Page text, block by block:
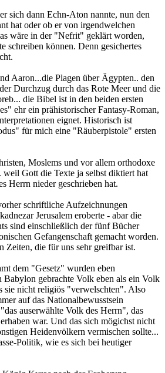
sich dann Echn-Aton nannte, nun den
hat oder ob er von irgendwelchen
wäre in der "Nefrit" geklärt worden,
schreiben können. Denn gesichertes
Aaron...die Plagen über Ägypten.. den
Durchzug durch das Rote Meer und die
die Bibel ist in den beiden ersten
ehr ein prähistorischer Fantasy-Roman,
eignet. Historisch ist
für mich eine "Räuberpistole" ersten
Moslems und vor allem orthodoxe
weil Gott die Texte ja selbst diktiert hat
Herrn nieder geschrieben hat.
schriftliche Aufzeichnungen
Jerusalem eroberte - abar die
sind einschließlich der fünf Bücher
Gefangenschaft gemacht worden.
Zeiten, die für uns sehr greifbar ist.
dem "Gesetz" wurden eben
Babylon gebrachte Volk eben als ein Volk
sie nicht religiös "verwelschten". Also
auf das Nationalbewusstsein
auserwählte Volk des Herrn", das
war. Und das sich mögichst nicht
Heidenvölkern vermischen sollte...
Politik, wie es sich bei heutiger